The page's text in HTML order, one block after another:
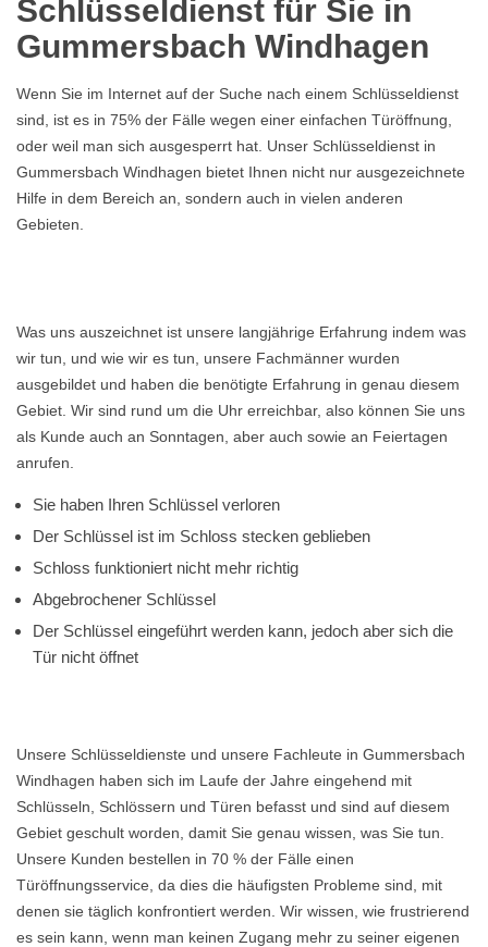
Schlüsseldienst für Sie in
Gummersbach Windhagen
Wenn Sie im Internet auf der Suche nach einem Schlüsseldienst
sind, ist es in 75% der Fälle wegen einer einfachen Türöffnung,
oder weil man sich ausgesperrt hat. Unser Schlüsseldienst in
Gummersbach Windhagen bietet Ihnen nicht nur ausgezeichnete
Hilfe in dem Bereich an, sondern auch in vielen anderen
Gebieten.
Was uns auszeichnet ist unsere langjährige Erfahrung indem was
wir tun, und wie wir es tun, unsere Fachmänner wurden
ausgebildet und haben die benötigte Erfahrung in genau diesem
Gebiet. Wir sind rund um die Uhr erreichbar, also können Sie uns
als Kunde auch an Sonntagen, aber auch sowie an Feiertagen
anrufen.
Sie haben Ihren Schlüssel verloren
Der Schlüssel ist im Schloss stecken geblieben
Schloss funktioniert nicht mehr richtig
Abgebrochener Schlüssel
Der Schlüssel eingeführt werden kann, jedoch aber sich die
Tür nicht öffnet
Unsere Schlüsseldienste und unsere Fachleute in Gummersbach
Windhagen haben sich im Laufe der Jahre eingehend mit
Schlüsseln, Schlössern und Türen befasst und sind auf diesem
Gebiet geschult worden, damit Sie genau wissen, was Sie tun.
Unsere Kunden bestellen in 70 % der Fälle einen
Türöffnungsservice, da dies die häufigsten Probleme sind, mit
denen sie täglich konfrontiert werden. Wir wissen, wie frustrierend
es sein kann, wenn man keinen Zugang mehr zu seiner eigenen